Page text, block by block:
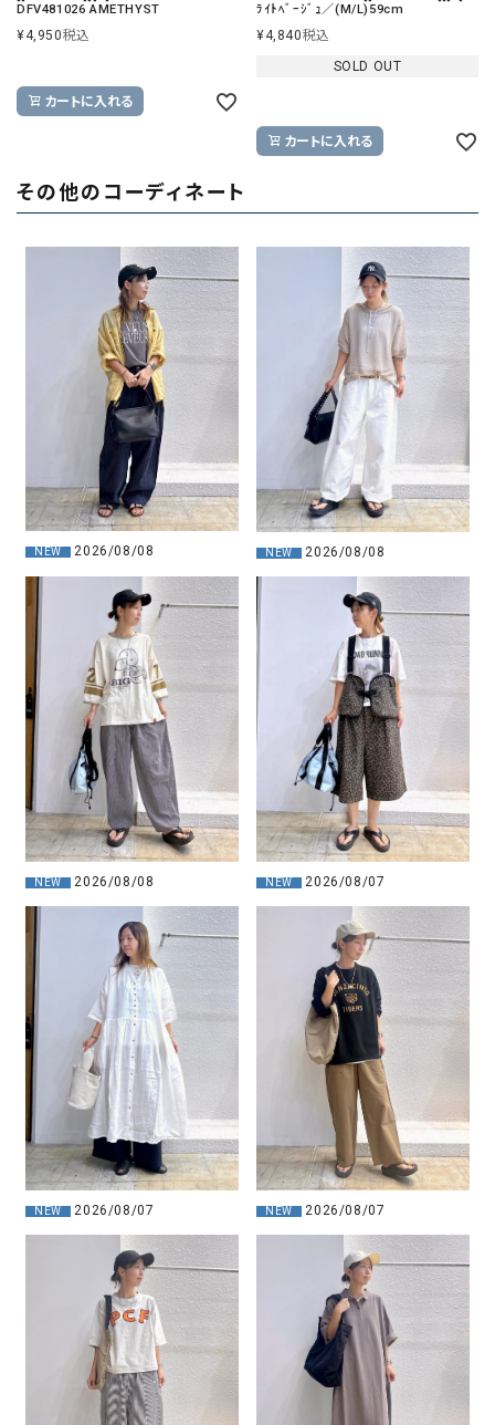
DFV481026 AMETHYST
¥4,950税込
カートに入れる
ﾗｲﾄﾍﾞｰｼﾞｭ／(M/L)59cm
¥4,840税込
SOLD OUT
カートに入れる
その他のコーディネート
NEW 2026/08/08 NEW 2026/08/08
NEW 2026/08/08 NEW 2026/08/07
NEW 2026/08/07 NEW 2026/08/07